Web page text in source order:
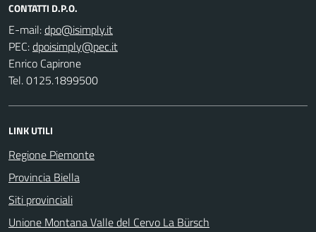
CONTATTI D.P.O.
E-mail:
PEC:
Enrico Capirone
Tel. 0125.1899500
LINK UTILI
Regione Piemonte
Provincia Biella
Siti provinciali
Unione Montana Valle del Cervo La Bürsch